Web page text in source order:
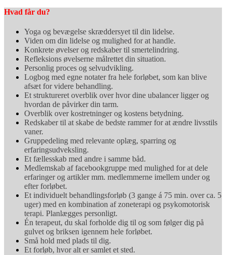
Hvad får du?
Yoga og bevægelse skræddersyet til din lidelse.
Viden om din lidelse og mulighed for at handle.
Konkrete øvelser og redskaber til smertelindring.
Refleksions øvelserne målrettet din situation.
Personlig proces og selvudvikling.
Logbog med egne notater fra hele forløbet, som kan blive
afsæt for videre behandling.
Et struktureret overblik over hvor dine ubalancer ligger og
hvordan de påvirker din tarm.
Overblik over kostretninger og kostens betydning.
Redskaber til at skabe de bedste rammer for at ændre livsstils
vaner.
Gruppedeling med relevante oplæg, sparring og
erfaringsudveksling.
Et fællesskab med andre i samme båd.
Medlemskab af facebookgruppe med mulighed for at dele
erfaringer og artikler mm. medlemmerne imellem under og
efter forløbet.
Et individuelt behandlingsforløb (3 gange á 75 min. over ca. 5
uger) med en kombination af zoneterapi og psykomotorisk
terapi. Planlægges personligt.
Én terapeut, du skal forholde dig til og som følger dig på
gulvet og briksen igennem hele forløbet.
Små hold med plads til dig.
Et forløb, hvor alt er samlet et sted.